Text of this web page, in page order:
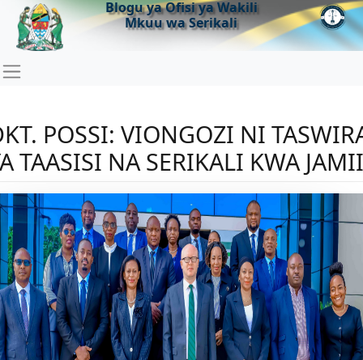
Blogu ya Ofisi ya Wakili
Mkuu wa Serikali
POSSI: VIONGOZI NI
TAASISI NA SERIKALI KWA JAMII